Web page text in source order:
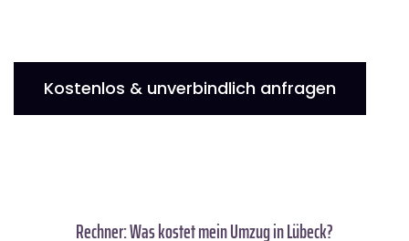
Kostenlos & unverbindlich anfragen
Rechner: Was kostet mein Umzug in Lübeck?